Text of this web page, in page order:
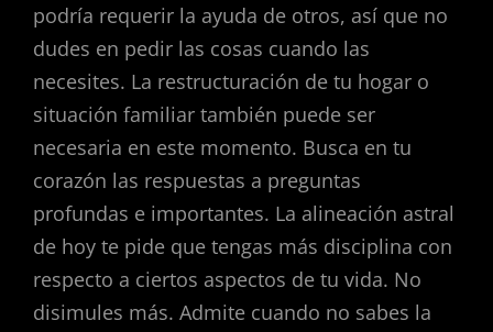
podría requerir la ayuda de otros, así que no
dudes en pedir las cosas cuando las
necesites. La restructuración de tu hogar o
situación familiar también puede ser
necesaria en este momento. Busca en tu
corazón las respuestas a preguntas
profundas e importantes. La alineación astral
de hoy te pide que tengas más disciplina con
respecto a ciertos aspectos de tu vida. No
disimules más. Admite cuando no sabes la